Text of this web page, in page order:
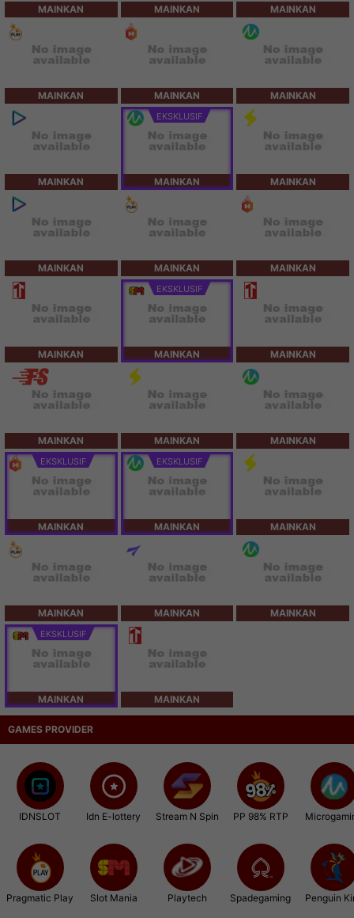
MAINKAN MAINKAN MAINKAN
MAINKAN MAINKAN MAINKAN
MAINKAN
EKSKLUSIF
MAINKAN MAINKAN
MAINKAN MAINKAN MAINKAN
MAINKAN
EKSKLUSIF
MAINKAN MAINKAN
MAINKAN MAINKAN MAINKAN
EKSKLUSIF
MAINKAN
EKSKLUSIF
MAINKAN MAINKAN
MAINKAN MAINKAN MAINKAN
EKSKLUSIF
MAINKAN MAINKAN
GAMES PROVIDER
IDNSLOT
Pragmatic Play
Idn E-lottery
Slot Mania
Stream N Spin
Playtech
PP 98% RTP
Spadegaming Penguin